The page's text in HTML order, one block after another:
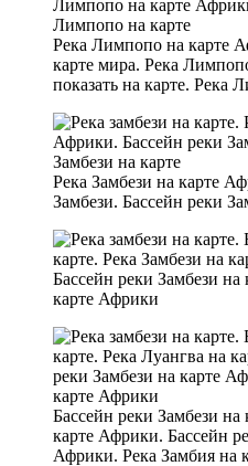
Река Лимпопо на карте
карте мира. Река
показать на карте. Река
Река Замбези на карте
Замбези. Бассейн реки
Бассейн реки Замбези на
карте Африки
Бассейн реки Замбези на
карте Африки. Бассейн
Африки. Река Замбия на